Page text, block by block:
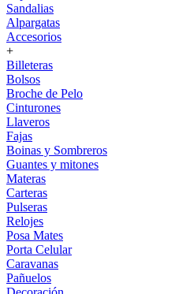
Sandalias
Alpargatas
Accesorios
+
Billeteras
Bolsos
Broche de Pelo
Cinturones
Llaveros
Fajas
Boinas y Sombreros
Guantes y mitones
Materas
Carteras
Pulseras
Relojes
Posa Mates
Porta Celular
Caravanas
Pañuelos